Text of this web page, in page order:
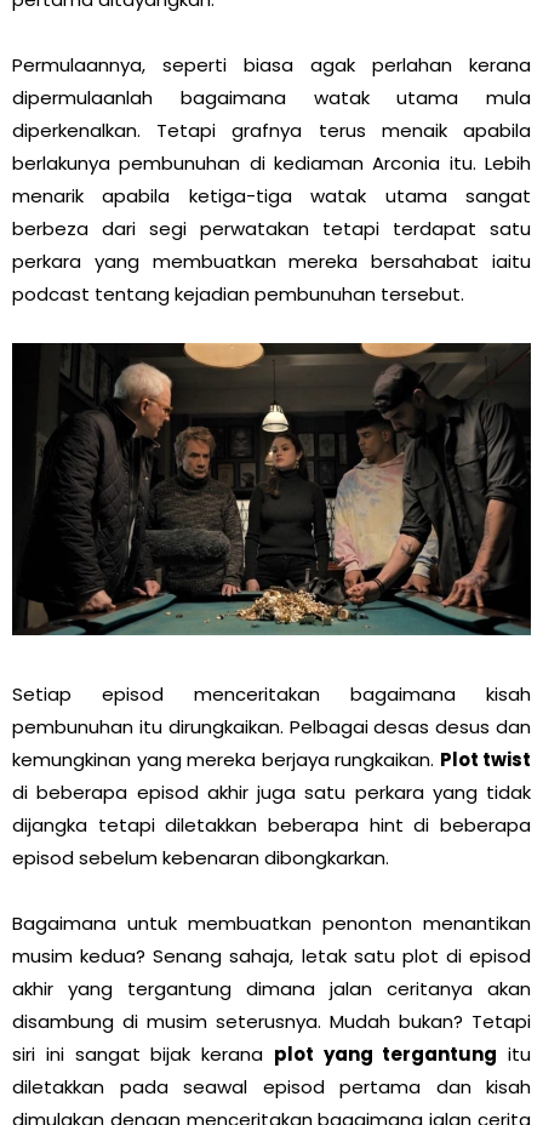
Permulaannya, seperti biasa agak perlahan kerana
dipermulaanlah bagaimana watak utama mula
diperkenalkan. Tetapi grafnya terus menaik apabila
berlakunya pembunuhan di kediaman Arconia itu. Lebih
menarik apabila ketiga-tiga watak utama sangat
berbeza dari segi perwatakan tetapi terdapat satu
perkara yang membuatkan mereka bersahabat iaitu
podcast tentang kejadian pembunuhan tersebut.
Setiap episod menceritakan bagaimana kisah
pembunuhan itu dirungkaikan. Pelbagai desas desus dan
kemungkinan yang mereka berjaya rungkaikan. Plot twist
di beberapa episod akhir juga satu perkara yang tidak
dijangka tetapi diletakkan beberapa hint di beberapa
episod sebelum kebenaran dibongkarkan.
Bagaimana untuk membuatkan penonton menantikan
musim kedua? Senang sahaja, letak satu plot di episod
akhir yang tergantung dimana jalan ceritanya akan
disambung di musim seterusnya. Mudah bukan? Tetapi
siri ini sangat bijak kerana plot yang tergantung itu
diletakkan pada seawal episod pertama dan kisah